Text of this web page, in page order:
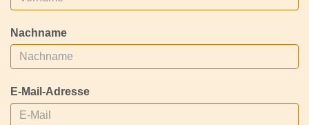
Nachname
E-Mail-Adresse